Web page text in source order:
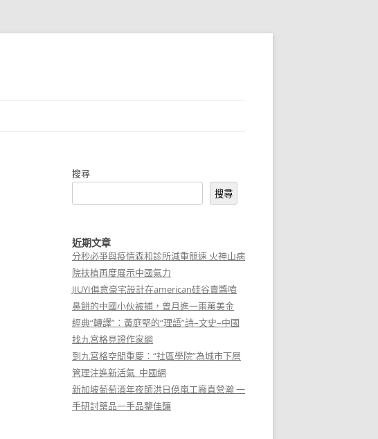
搜尋
搜尋
近期文章
分秒必爭與疫情森和診所減重競速 火神山病
院扶植再度展示中國氣力
JIUYI俱意豪宅設計在american硅谷賣醬噴
鼻餅的中國小伙被捕，曾月進一兩萬美金
經典“轉譯”：黃庭堅的“理語”詩–文史–中國
找九宮格見證作家網
到九宮格空間重慶：“社區學院”為城市下層
管理注進新活氣_中國網
新加坡葡萄酒年夜師洪日億嵐工廠直營瀚 一
手研討藥品一手品鑒佳釀